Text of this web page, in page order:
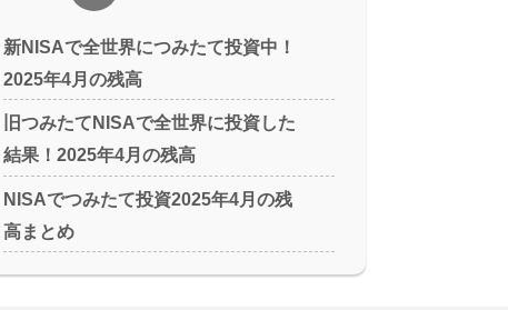
新NISAで全世界につみたて投資中！
2025年4月の残高
旧つみたてNISAで全世界に投資した
結果！2025年4月の残高
NISAでつみたて投資2025年4月の残
高まとめ